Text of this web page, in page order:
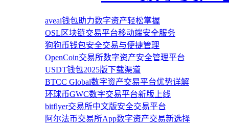
aveai钱包助力数字资产轻松掌握
OSL区块链交易平台移动端安全服务
狗狗币钱包安全交易与便捷管理
OpenCoin交易所数字资产安全管理平台
USDT钱包2025版下载渠道
BTCC Global数字资产交易平台优势详解
环球币GWC数字交易平台新版上线
bitflyer交易所中文版安全交易平台
阿尔法币交易所App数字资产交易新选择